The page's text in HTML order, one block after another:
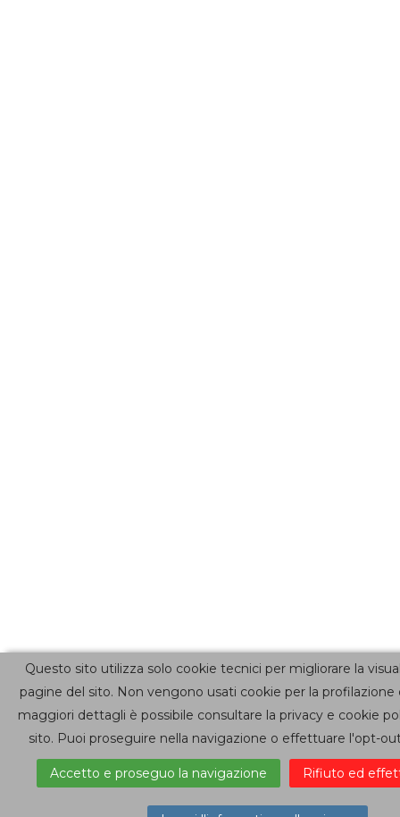
Questo sito utilizza solo cookie tecnici per migliorare la
pagine del sito. Non vengono usati cookie per la
maggiori dettagli è possibile consultare la privacy e cookie
sito. Puoi proseguire nella navigazione o effettuare l'opt-
Accetto e proseguo la navigazione Rifiuto ed